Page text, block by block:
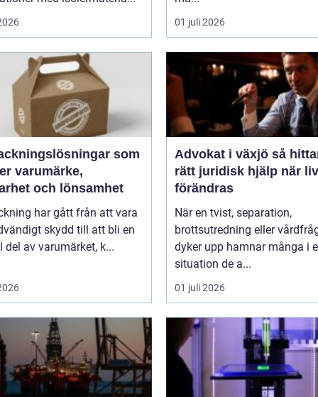
01 juli 2026
som
varumärke,
och lönsamhet
har gått från att vara
skydd till att bli en
del av varumärket, k...
Advokat i växjö så hittar du
rätt juridisk hjälp när
förändras
När en tvist, separation,
brottsutredning eller
dyker upp hamnar många i
situation de a...
01 juli 2026